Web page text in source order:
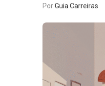
PorGuia Carreiras